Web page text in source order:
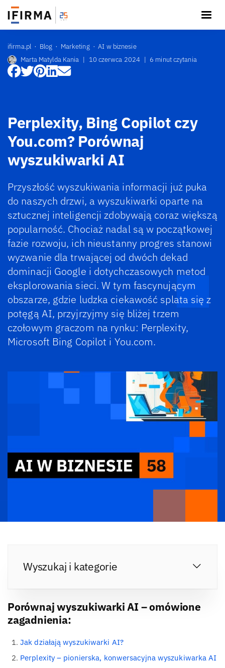
ifirma.pl Blog Marketing
AI w biznesie
Marta Matylda Kania | 10 czerwca 2024 | 6 minut czytania
Perplexity, Bing Copilot czy
You.com? Porównaj
wyszukiwarki AI
Przyszłość wyszukiwania informacji już puka
do naszych drzwi, a wyszukiwarki oparte na
sztucznej inteligencji zdobywają coraz większą
popularność. Chociaż nadal są w początkowej
fazie rozwoju, ich nieustanny progres stanowi
wyzwanie dla trwającej od dwóch dekad
dominacji Google i dotychczasowych metod
eksplorowania sieci. W tym fascynującym
obszarze, gdzie ludzka ciekawość splata się z
potęgą AI, przyjrzyjmy się bliżej trzem
czołowym graczom na rynku: Perplexity,
Microsoft Bing Copilot i You.com.
Wyszukaj i kategorie
Porównaj wyszukiwarki AI – omówione
zagadnienia:
Jak działają wyszukiwarki AI?
Perplexity – pionierska, konwersacyjna wyszukiwarka AI